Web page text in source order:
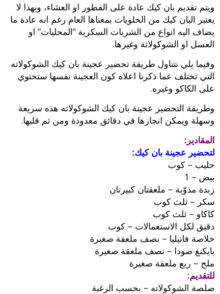
ويتم تقديم بان كيك عادة على الفطور او العشاء، وبهذا لا
يعتبر البان كيك من الحلويات بمعناها العام رغم انه عادة ما
يضاف اليه انواع من الشربات السكرية “المحليات” او
العسل او الشوكولاتة وغيرها.
وفيما يلي نتناول طريقة تحضير عجينة بان كيك الشوكولاته
التي تختلف عما ذكرنا اعلاه كون العجينة نفسها ستحتوي
على الكاكو وغيره.
وطريقة التحضير عجينة بان كيك الشوكولاته هذه سريعة
وسهلة ويمكن انجازها في دقائق معدودة ومن ثم قليها.
المقادير:
لتحضير عجينة بان كيك:
حليب – كوب
بيض – 1
زبدة مذوّبة – ملعقتان كبيرتان
سكر – ثلث كوب
كاكاو – ثلث كوب
دقيق لكل الاستعمالات – كوب
خلاصة فانيليا – نصف ملعقة صغيرة
بايكنغ صودا – نصف ملعقة صغيرة
ملح – ربع ملعقة صغيرة
للتقديم:
صلصة الشوكولاته – بحسب الرغبة